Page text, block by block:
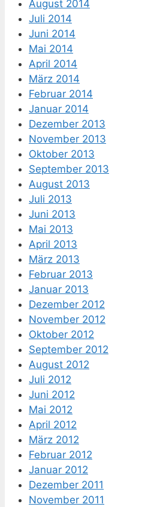
August 2014
Juli 2014
Juni 2014
Mai 2014
April 2014
März 2014
Februar 2014
Januar 2014
Dezember 2013
November 2013
Oktober 2013
September 2013
August 2013
Juli 2013
Juni 2013
Mai 2013
April 2013
März 2013
Februar 2013
Januar 2013
Dezember 2012
November 2012
Oktober 2012
September 2012
August 2012
Juli 2012
Juni 2012
Mai 2012
April 2012
März 2012
Februar 2012
Januar 2012
Dezember 2011
November 2011